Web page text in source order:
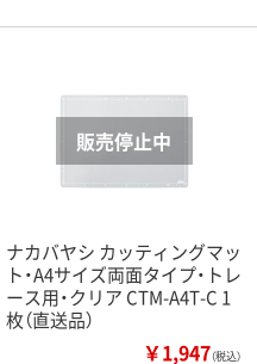
ナカバヤシ カッティングマッ
ト・A4サイズ両面タイプ・トレ
ース用・クリア CTM-A4T-C 1
枚（直送品）
￥1,947（税込）